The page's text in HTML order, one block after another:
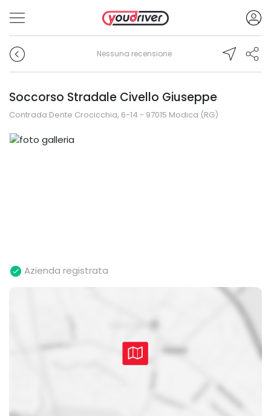
Nessuna recensione
Soccorso Stradale Civello Giuseppe
Contrada Dente Crocicchia, 6-14 - 97015 Modica (RG)
Azienda registrata